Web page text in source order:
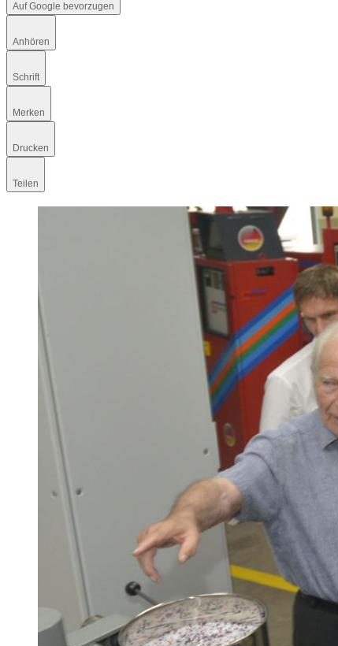
Auf Google bevorzugen
Anhören
Schrift
Merken
Drucken
Teilen